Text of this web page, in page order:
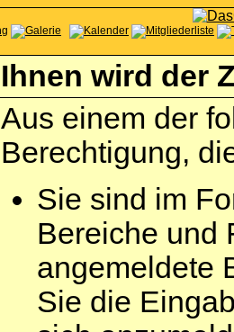
Ihnen wird der
Aus einem der
Berechtigung,
Sie sind im
Bereiche und
angemeldete
Sie die